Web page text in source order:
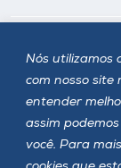
Nós utilizamos
com nosso site
entender
assim
você. Para
Siga a